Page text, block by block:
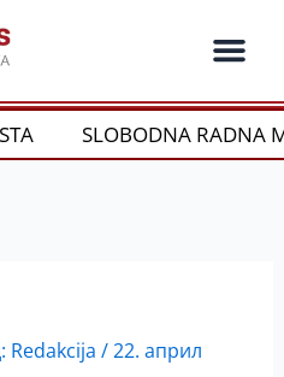
SLOBODNA RADNA
Redakcija /22. април